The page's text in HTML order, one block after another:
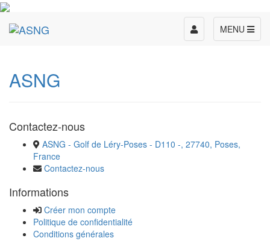
MENU
Toggle
navigation
ASNG
Contactez-nous
ASNG - Golf de Léry-Poses - D110 -, 27740, Poses,
France
Contactez-nous
Informations
Créer mon compte
Politique de confidentialité
Conditions générales